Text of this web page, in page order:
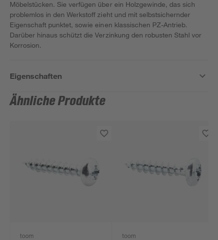
Möbelstücken. Sie verfügen über ein Holzgewinde, das sich
problemlos in den Werkstoff zieht und mit selbstsichernder
Eigenschaft punktet, sowie einen klassischen PZ-Antrieb.
Darüber hinaus schützt die Verzinkung den robusten Stahl vor
Korrosion.
Eigenschaften
Ähnliche Produkte
toom toom